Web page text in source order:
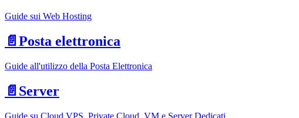
Guide sui Web Hosting
📄️ Posta elettronica
Guide all'utilizzo della Posta Elettronica
📄️ Server
Guide su Cloud VPS, Private Cloud, VM e Server Dedicati